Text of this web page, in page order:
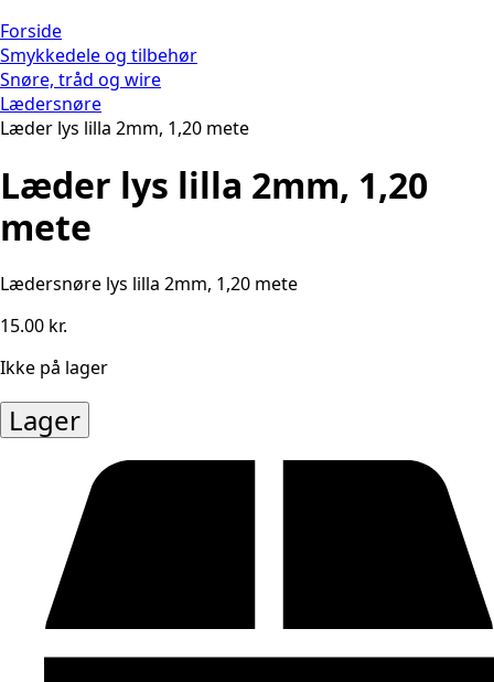
Forside
Smykkedele og tilbehør
Snøre, tråd og wire
Lædersnøre
Læder lys lilla 2mm, 1,20 mete
Læder lys lilla 2mm, 1,20
mete
Lædersnøre lys lilla 2mm, 1,20 mete
15.00 kr.
Ikke på lager
Lager